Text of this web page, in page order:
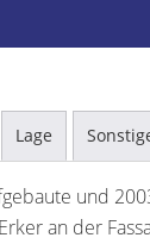
Lage
und
an der